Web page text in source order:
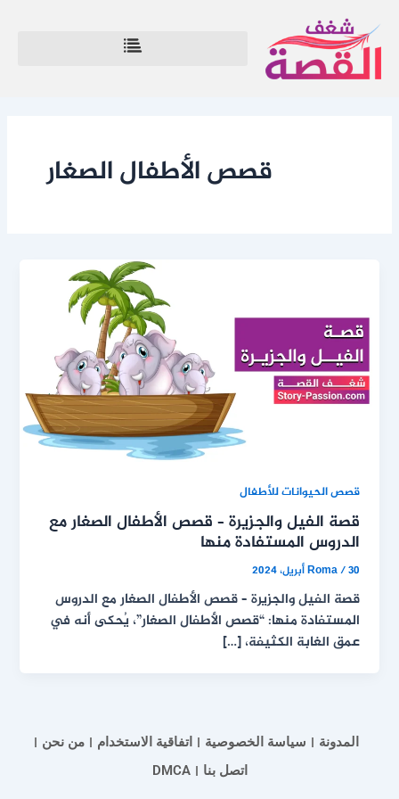
إلى
المحتوى
قصص الأطفال الصغار
قصص الحيوانات للأطفال
قصة الفيل والجزيرة – قصص الأطفال الصغار مع
الدروس المستفادة منها
Roma/30 أبريل، 2024
قصة الفيل والجزيرة – قصص الأطفال الصغار مع الدروس
المستفادة منها: “قصص الأطفال الصغار”، يُحكى أنه في
عمق الغابة الكثيفة، […]
المدونة سياسة الخصوصية اتفاقية الاستخدام
من نحن
اتصل بنا
DMCA